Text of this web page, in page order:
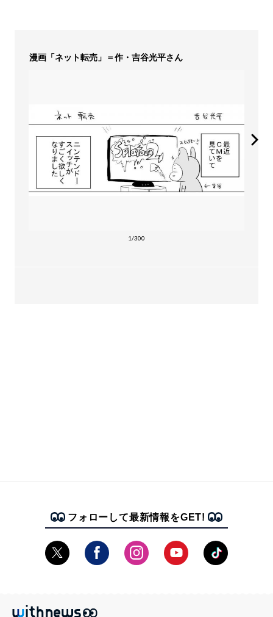
漫画「ネット転売」＝作・吉谷光平さん
1/300
フォローして最新情報をGET!